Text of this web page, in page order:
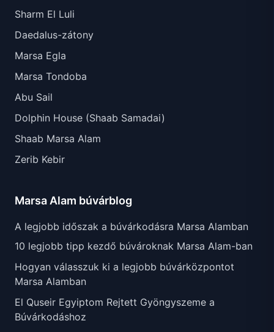
Sharm El Luli
Daedalus-zátony
Marsa Egla
Marsa Tondoba
Abu Sail
Dolphin House (Shaab Samadai)
Shaab Marsa Alam
Zerib Kebir
Marsa Alam búvárblog
A legjobb időszak a búvárkodásra Marsa Alamban
10 legjobb tipp kezdő búvároknak Marsa Alam-ban
Hogyan válasszuk ki a legjobb búvárközpontot
Marsa Alamban
El Quseir Egyiptom Rejtett Gyöngyszeme a
Búvárkodáshoz